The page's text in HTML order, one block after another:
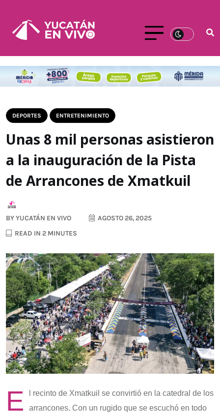
DEPORTES ENTRETENIMIENTO
Unas 8 mil personas asistieron
a la inauguración de la Pista
de Arrancones de Xmatkuil
BYYUCATÁN EN VIVO
AGOSTO 26, 2025
READ IN 2 MINUTES
E
l recinto de Xmatkuil se convirtió en la catedral de los
arrancones. Con un rugido que se escuchó en todo